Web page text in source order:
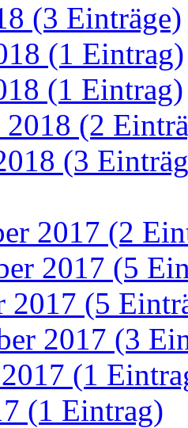
(3 Einträge)
(1 Eintrag)
(1 Eintrag)
2018 (2
(3
2017 (2
2017 (5
2017 (5
2017 (3
(1
(1 Eintrag)